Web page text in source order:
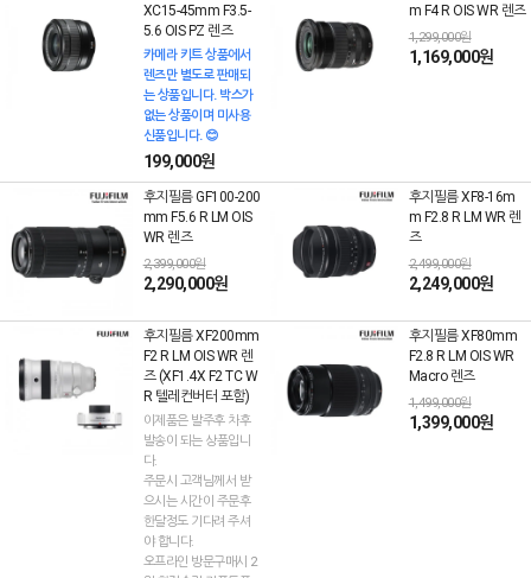
XC15-45mm F3.5-
5.6 OIS PZ 렌즈
카메라 키트 상품에서
렌즈만 별도로 판매되
는 상품입니다. 박스가
없는 상품이며 미사용
신품입니다. 😊
199,000원
m F4 R OIS WR 렌즈
1,299,000원
1,169,000원
후지필름 GF100-200
mm F5.6 R LM OIS
WR 렌즈
2,399,000원
2,290,000원
후지필름 XF8-16m
m F2.8 R LM WR 렌
즈
2,499,000원
2,249,000원
후지필름 XF200mm
F2 R LM OIS WR 렌
즈 (XF1.4X F2 TC W
R 텔레컨버터 포함)
이제품은 발주후 차후
발송이 되는 상품입니
다.
주문시 고객님께서 받
으시는 시간이 주문후
한달정도 기다려 주셔
야 합니다.
오프라인 방문구매시 2
후지필름 XF80mm
F2.8 R LM OIS WR
Macro 렌즈
1,499,000원
1,399,000원